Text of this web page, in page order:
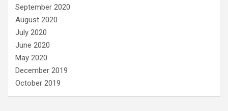
September 2020
August 2020
July 2020
June 2020
May 2020
December 2019
October 2019